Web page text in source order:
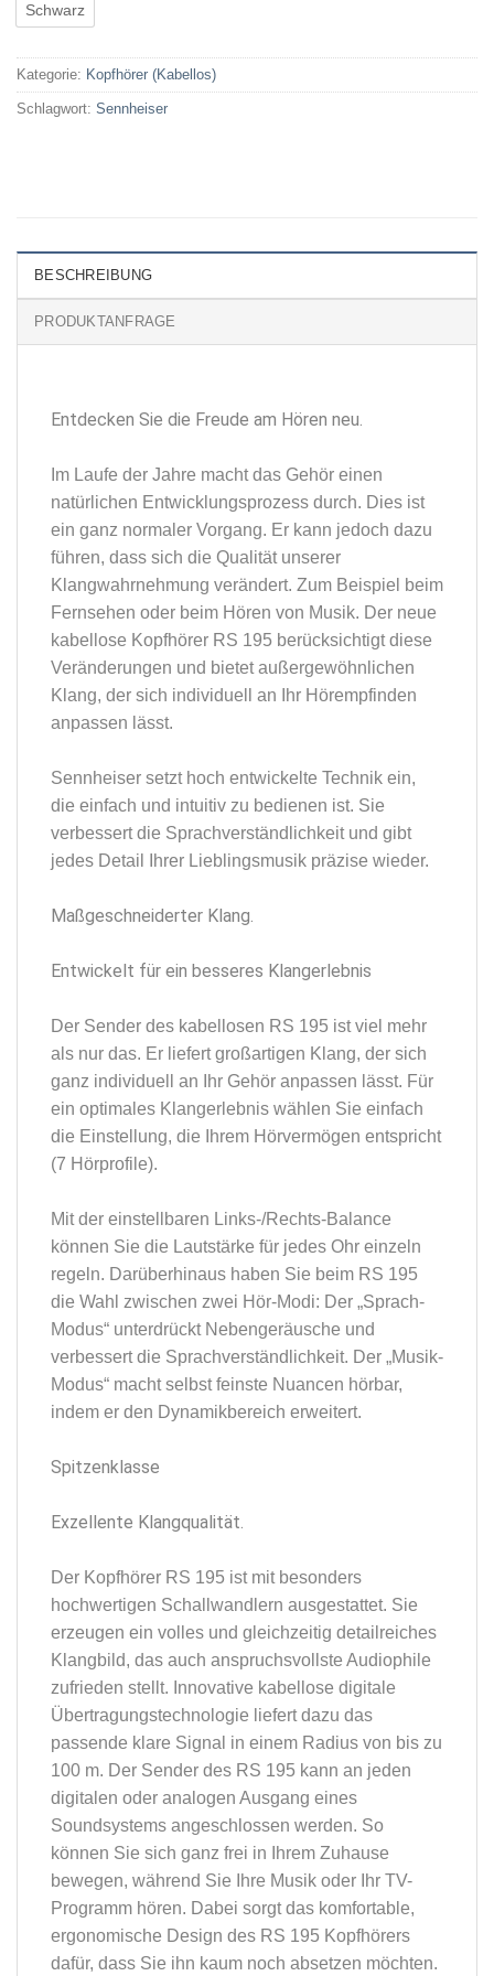
Schwarz
Kategorie: Kopfhörer (Kabellos)
Schlagwort: Sennheiser
BESCHREIBUNG
PRODUKTANFRAGE
Entdecken Sie die Freude am Hören neu.
Im Laufe der Jahre macht das Gehör einen
natürlichen Entwicklungsprozess durch. Dies ist
ein ganz normaler Vorgang. Er kann jedoch dazu
führen, dass sich die Qualität unserer
Klangwahrnehmung verändert. Zum Beispiel beim
Fernsehen oder beim Hören von Musik. Der neue
kabellose Kopfhörer RS 195 berücksichtigt diese
Veränderungen und bietet außergewöhnlichen
Klang, der sich individuell an Ihr Hörempfinden
anpassen lässt.
Sennheiser setzt hoch entwickelte Technik ein,
die einfach und intuitiv zu bedienen ist. Sie
verbessert die Sprachverständlichkeit und gibt
jedes Detail Ihrer Lieblingsmusik präzise wieder.
Maßgeschneiderter Klang.
Entwickelt für ein besseres Klangerlebnis
Der Sender des kabellosen RS 195 ist viel mehr
als nur das. Er liefert großartigen Klang, der sich
ganz individuell an Ihr Gehör anpassen lässt. Für
ein optimales Klangerlebnis wählen Sie einfach
die Einstellung, die Ihrem Hörvermögen entspricht
(7 Hörprofile).
Mit der einstellbaren Links-/Rechts-Balance
können Sie die Lautstärke für jedes Ohr einzeln
regeln. Darüberhinaus haben Sie beim RS 195
die Wahl zwischen zwei Hör-Modi: Der „Sprach-
Modus“ unterdrückt Nebengeräusche und
verbessert die Sprachverständlichkeit. Der „Musik-
Modus“ macht selbst feinste Nuancen hörbar,
indem er den Dynamikbereich erweitert.
Spitzenklasse
Exzellente Klangqualität.
Der Kopfhörer RS 195 ist mit besonders
hochwertigen Schallwandlern ausgestattet. Sie
erzeugen ein volles und gleichzeitig detailreiches
Klangbild, das auch anspruchsvollste Audiophile
zufrieden stellt. Innovative kabellose digitale
Übertragungstechnologie liefert dazu das
passende klare Signal in einem Radius von bis zu
100 m. Der Sender des RS 195 kann an jeden
digitalen oder analogen Ausgang eines
Soundsystems angeschlossen werden. So
können Sie sich ganz frei in Ihrem Zuhause
bewegen, während Sie Ihre Musik oder Ihr TV-
Programm hören. Dabei sorgt das komfortable,
ergonomische Design des RS 195 Kopfhörers
dafür, dass Sie ihn kaum noch absetzen möchten.